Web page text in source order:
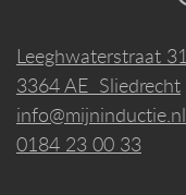
Leeghwaterstraat 31
3364 AE Sliedrecht
info@mijninductie.nl
0184 23 00 33